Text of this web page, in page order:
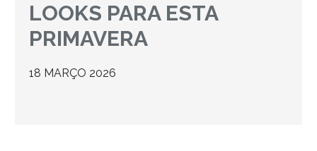
LOOKS PARA ESTA
PRIMAVERA
18 MARÇO 2026